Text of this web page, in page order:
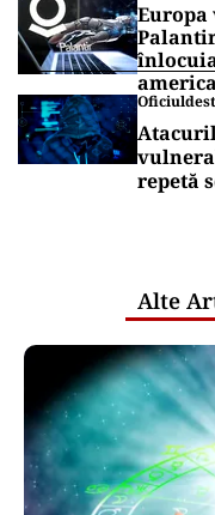
Europa
repetă
Alte